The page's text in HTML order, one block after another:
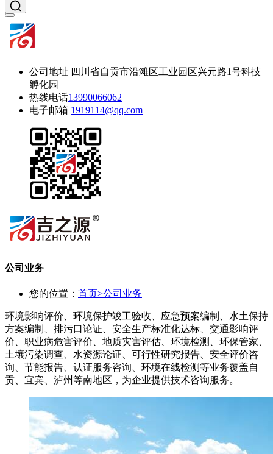
公司地址 四川省自贡市沿滩区工业园区兴元路1号科技
孵化园
热线电话13990066062
电子邮箱 1919114@qq.com
公司业务
您的位置： 首页>公司业务
环境影响评价、环境保护竣工验收、应急预案编制、水土保持
方案编制、排污口论证、安全生产标准化达标、交通影响评
价、职业病危害评价、地质灾害评估、环境检测、环保管家、
土壤污染调查、水资源论证、可行性研究报告、安全评价咨
询、节能报告、认证服务咨询、环境在线检测等业务覆盖自
贡、宜宾、泸州等南地区，为企业提供技术咨询服务。